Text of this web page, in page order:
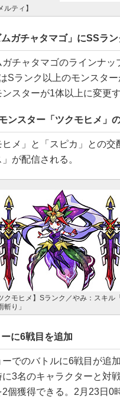
ルティ】
ムガチャタマゴ」にSSラ
チャタマゴのラインナッ
Sランク以上のモンスタ
スターが1体以上に変更す
ンスター「ツクモヒメ」
メ」と「スピカ」との交
が配信される。
クモヒメ】Sランク／やみ：スキル
斬り」
ーに6戦目を追加
でのバトルに6戦目が追
3名のキャラクターと対
個獲得できる。2月23日0